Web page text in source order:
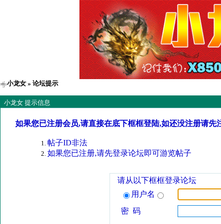
小龙女 » 论坛提示
小龙女 提示信息
如果您已注册会员,请直接在底下框框登陆,如还没注册请先
帖子ID非法
如果您已注册,请先登录论坛即可游览帖子
请从以下框框登录论坛
用户名
密 码